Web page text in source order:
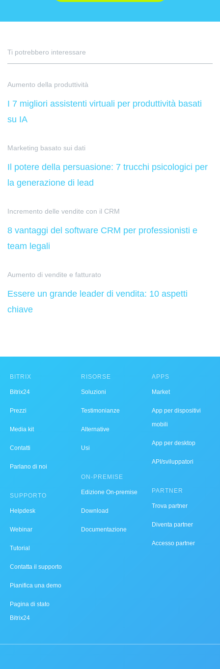
Ti potrebbero interessare
Aumento della produttività
I 7 migliori assistenti virtuali per produttività basati
su IA
Marketing basato sui dati
Il potere della persuasione: 7 trucchi psicologici per
la generazione di lead
Incremento delle vendite con il CRM
8 vantaggi del software CRM per professionisti e
team legali
Aumento di vendite e fatturato
Essere un grande leader di vendita: 10 aspetti
chiave
BITRIX
Bitrix24
Prezzi
Media kit
Contatti
Parlano di noi
SUPPORTO
Helpdesk
Webinar
Tutorial
Contatta il supporto
Pianifica una demo
Pagina di stato
Bitrix24
RISORSE
Soluzioni
Testimonianze
Alternative
Usi
ON-PREMISE
Edizione On-premise
Download
Documentazione
APPS
Market
App per dispositivi
mobili
App per desktop
API/sviluppatori
PARTNER
Trova partner
Diventa partner
Accesso partner